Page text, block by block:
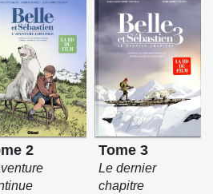
2 Tome 3
Le dernier
chapitre